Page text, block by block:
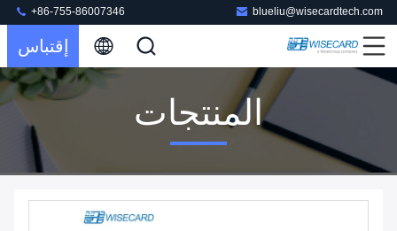
blueliu@wisecardtech.com
+86-755-86007346
إقتباس
المنتجات